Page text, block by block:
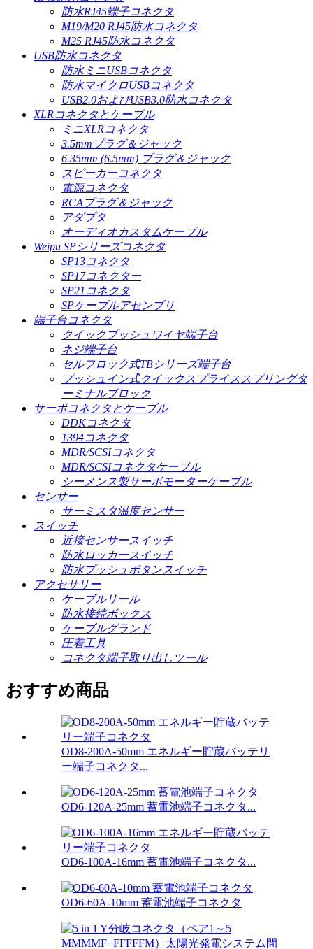
防水RJ45端子コネクタ
M19/M20 RJ45防水コネクタ
M25 RJ45防水コネクタ
USB防水コネクタ
防水ミニUSBコネクタ
防水マイクロUSBコネクタ
USB2.0およびUSB3.0防水コネクタ
XLRコネクタとケーブル
ミニXLRコネクタ
3.5mmプラグ＆ジャック
6.35mm (6.5mm) プラグ＆ジャック
スピーカーコネクタ
電源コネクタ
RCAプラグ＆ジャック
アダプタ
オーディオカスタムケーブル
Weipu SPシリーズコネクタ
SP13コネクタ
SP17コネクター
SP21コネクタ
SPケーブルアセンブリ
端子台コネクタ
クイックプッシュワイヤ端子台
ネジ端子台
セルフロック式TBシリーズ端子台
プッシュイン式クイックスプライススプリングタ
ーミナルブロック
サーボコネクタとケーブル
DDKコネクタ
1394コネクタ
MDR/SCSIコネクタ
MDR/SCSIコネクタケーブル
シーメンス製サーボモーターケーブル
センサー
サーミスタ温度センサー
スイッチ
近接センサースイッチ
防水ロッカースイッチ
防水プッシュボタンスイッチ
アクセサリー
ケーブルリール
防水接続ボックス
ケーブルグランド
圧着工具
コネクタ端子取り出しツール
おすすめ商品
OD8-200A-50mm エネルギー貯蔵バッテリ
ー端子コネクタ...
OD6-120A-25mm 蓄電池端子コネクタ...
OD6-100A-16mm 蓄電池端子コネクタ...
OD6-60A-10mm 蓄電池端子コネクタ